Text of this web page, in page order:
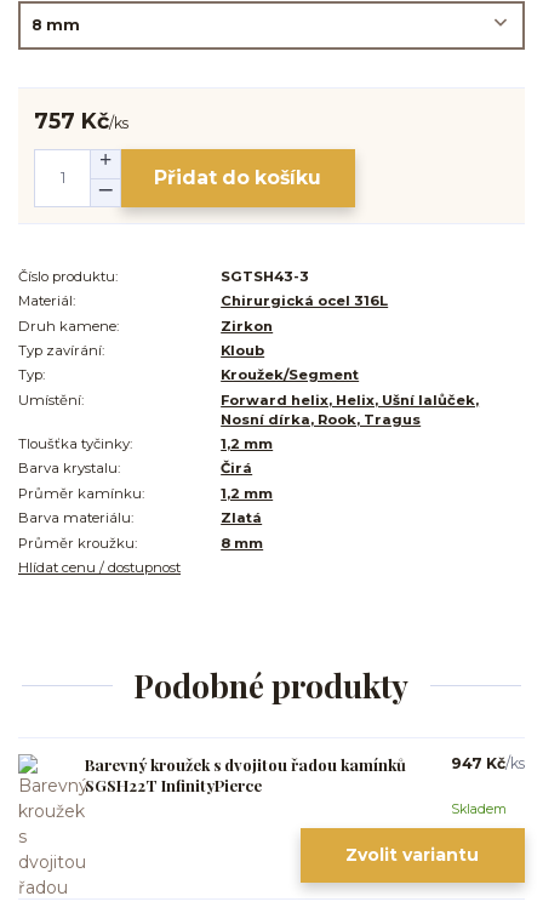
757 Kč/ks
Přidat do košíku
Číslo produktu:
SGTSH43-3
Materiál:
Chirurgická ocel 316L
Druh kamene:
Zirkon
Typ zavírání:
Kloub
Typ:
Kroužek/Segment
Umístění:
Forward helix, Helix, Ušní lalůček,
Nosní dírka, Rook, Tragus
Tloušťka tyčinky:
1,2 mm
Barva krystalu:
Čirá
Průměr kamínku:
1,2 mm
Barva materiálu:
Zlatá
Průměr kroužku:
8 mm
Hlídat cenu / dostupnost
Podobné produkty
Barevný kroužek s dvojitou řadou kamínků
SGSH22T InfinityPierce
947 Kč/ks
Skladem
Zvolit variantu